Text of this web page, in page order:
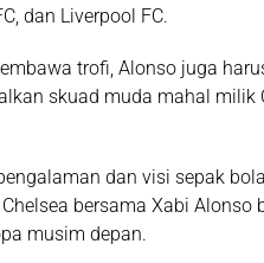
dan Liverpool FC.
trofi, Alonso juga
skuad muda mahal
dan visi sepak
bersama Xabi
musim depan.